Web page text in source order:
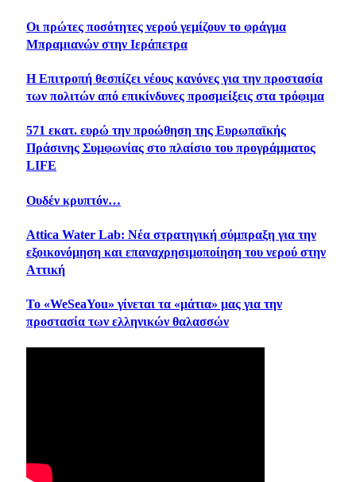
Οι πρώτες ποσότητες νερού γεμίζουν το φράγμα
Μπραμιανών στην Ιεράπετρα
Η Επιτροπή θεσπίζει νέους κανόνες για την προστασία
των πολιτών από επικίνδυνες προσμείξεις στα τρόφιμα
571 εκατ. ευρώ την προώθηση της Ευρωπαϊκής
Πράσινης Συμφωνίας στο πλαίσιο του προγράμματος
LIFE
Ουδέν κρυπτόν…
Attica Water Lab: Νέα στρατηγική σύμπραξη για την
εξοικονόμηση και επαναχρησιμοποίηση του νερού στην
Αττική
Το «WeSeaYou» γίνεται τα «μάτια» μας για την
προστασία των ελληνικών θαλασσών